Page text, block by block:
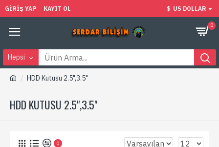
GIRIŞ YAP KAYIT OL $ US DOLLAR
0
Hepsi
HDD Kutusu 2.5",3.5"
HDD KUTUSU 2.5",3.5"
0